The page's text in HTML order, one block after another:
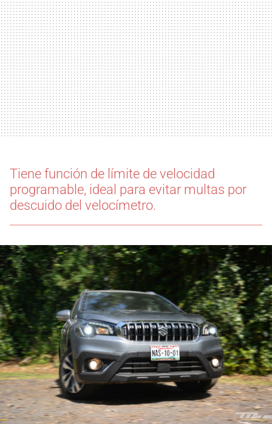
Tiene función de límite de velocidad
programable, ideal para evitar multas por
descuido del velocímetro.